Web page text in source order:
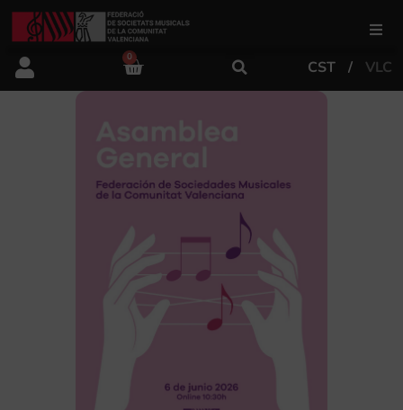
FSMCV
Área educativa
0
CST VLC